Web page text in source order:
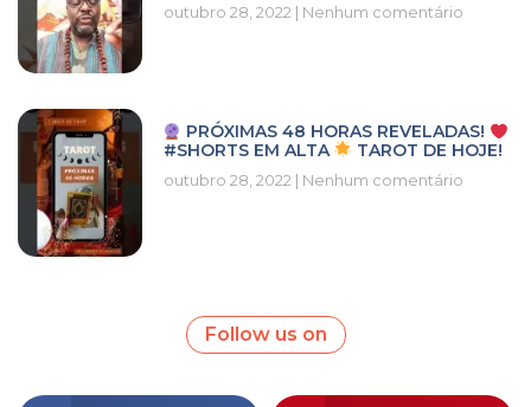
outubro 28, 2022 Nenhum comentário
PRÓXIMAS 48 HORAS REVELADAS!
#SHORTS EM ALTA
TAROT DE HOJE!
outubro 28, 2022 Nenhum comentário
Follow us on